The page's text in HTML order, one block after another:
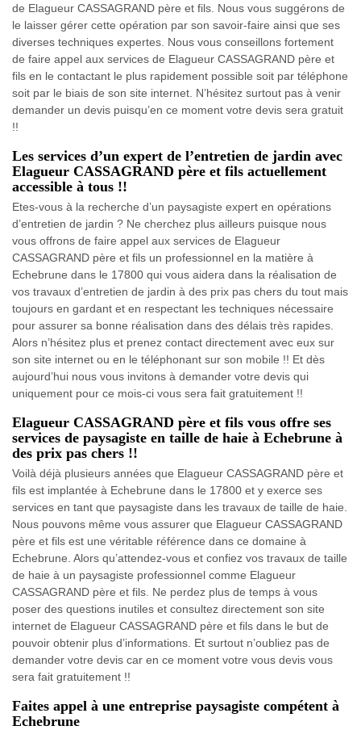
de Elagueur CASSAGRAND père et fils. Nous vous suggérons de
le laisser gérer cette opération par son savoir-faire ainsi que ses
diverses techniques expertes. Nous vous conseillons fortement
de faire appel aux services de Elagueur CASSAGRAND père et
fils en le contactant le plus rapidement possible soit par téléphone
soit par le biais de son site internet. N’hésitez surtout pas à venir
demander un devis puisqu’en ce moment votre devis sera gratuit
!!
Les services d’un expert de l’entretien de jardin avec
Elagueur CASSAGRAND père et fils actuellement
accessible à tous !!
Etes-vous à la recherche d’un paysagiste expert en opérations
d’entretien de jardin ? Ne cherchez plus ailleurs puisque nous
vous offrons de faire appel aux services de Elagueur
CASSAGRAND père et fils un professionnel en la matière à
Echebrune dans le 17800 qui vous aidera dans la réalisation de
vos travaux d’entretien de jardin à des prix pas chers du tout mais
toujours en gardant et en respectant les techniques nécessaire
pour assurer sa bonne réalisation dans des délais très rapides.
Alors n’hésitez plus et prenez contact directement avec eux sur
son site internet ou en le téléphonant sur son mobile !! Et dès
aujourd’hui nous vous invitons à demander votre devis qui
uniquement pour ce mois-ci vous sera fait gratuitement !!
Elagueur CASSAGRAND père et fils vous offre ses
services de paysagiste en taille de haie à Echebrune à
des prix pas chers !!
Voilà déjà plusieurs années que Elagueur CASSAGRAND père et
fils est implantée à Echebrune dans le 17800 et y exerce ses
services en tant que paysagiste dans les travaux de taille de haie.
Nous pouvons même vous assurer que Elagueur CASSAGRAND
père et fils est une véritable référence dans ce domaine à
Echebrune. Alors qu’attendez-vous et confiez vos travaux de taille
de haie à un paysagiste professionnel comme Elagueur
CASSAGRAND père et fils. Ne perdez plus de temps à vous
poser des questions inutiles et consultez directement son site
internet de Elagueur CASSAGRAND père et fils dans le but de
pouvoir obtenir plus d’informations. Et surtout n’oubliez pas de
demander votre devis car en ce moment votre vous devis vous
sera fait gratuitement !!
Faites appel à une entreprise paysagiste compétent à
Echebrune